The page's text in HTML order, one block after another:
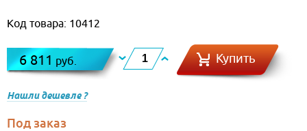
Код товара: 10412
6 811 руб. Купить
Нашли дешевле ?
Под заказ